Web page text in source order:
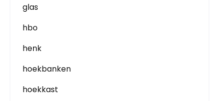
glas
hbo
henk
hoekbanken
hoekkast